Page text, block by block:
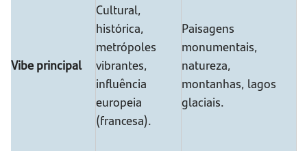
Vibe principal
Cultural,
histórica,
metrópoles
vibrantes,
influência
europeia
(francesa).
Paisagens
monumentais,
natureza,
montanhas, lagos
glaciais.